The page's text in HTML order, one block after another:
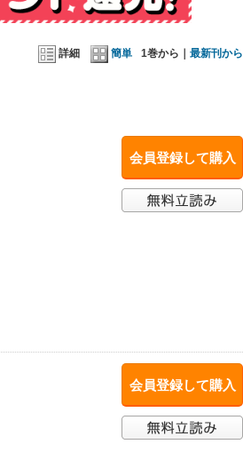
詳細 簡単 1巻から｜ 最新刊から
会員登録して購入
会員登録して購入